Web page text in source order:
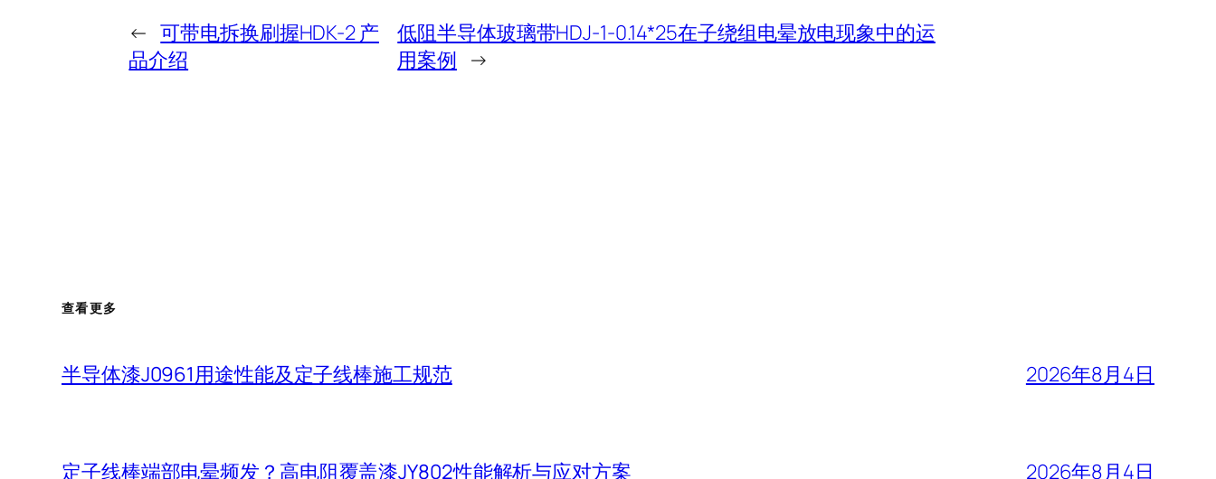
← 可带电拆换刷握HDK-2 产
品介绍
低阻半导体玻璃带HDJ-1-0.14*25在子绕组电晕放电现象中的运
用案例 →
查看更多
半导体漆J0961用途性能及定子线棒施工规范 2026年8月4日
定子线棒端部电晕频发？高电阻覆盖漆JY802性能解析与应对方案 2026年8月4日